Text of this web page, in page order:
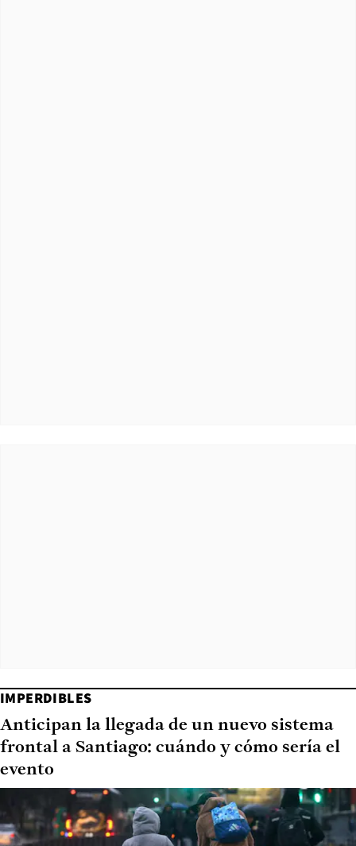
IMPERDIBLES
Anticipan la llegada de un nuevo sistema
frontal a Santiago: cuándo y cómo sería el
evento